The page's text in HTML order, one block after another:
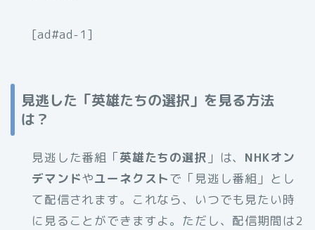
[ad#ad-1]
見逃した「英雄たちの選択」を見る方法
は？
見逃した番組「英雄たちの選択 」は、 NHKオン
デマンドやユーネクストで「見逃し番組」とし
て配信されます。これなら、いつでも見たい時
に見ることができますよ。ただし、配信期間は2